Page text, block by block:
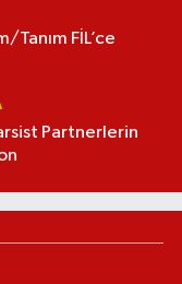
Tanım FİL’ce
Partnerlerin